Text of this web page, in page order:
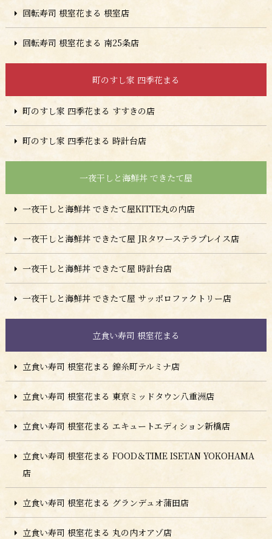
回転寿司 根室花まる 根室店
回転寿司 根室花まる 南25条店
町のすし家 四季花まる
町のすし家 四季花まる すすきの店
町のすし家 四季花まる 時計台店
一夜干しと海鮮丼 できたて屋
一夜干しと海鮮丼 できたて屋KITTE丸の内店
一夜干しと海鮮丼 できたて屋 JRタワーステラプレイス店
一夜干しと海鮮丼 できたて屋 時計台店
一夜干しと海鮮丼 できたて屋 サッポロファクトリー店
立食い寿司 根室花まる
立食い寿司 根室花まる 錦糸町テルミナ店
立食い寿司 根室花まる 東京ミッドタウン八重洲店
立食い寿司 根室花まる エキュートエディション新橋店
立食い寿司 根室花まる FOOD＆TIME ISETAN YOKOHAMA
店
立食い寿司 根室花まる グランデュオ蒲田店
立食い寿司 根室花まる 丸の内オアゾ店